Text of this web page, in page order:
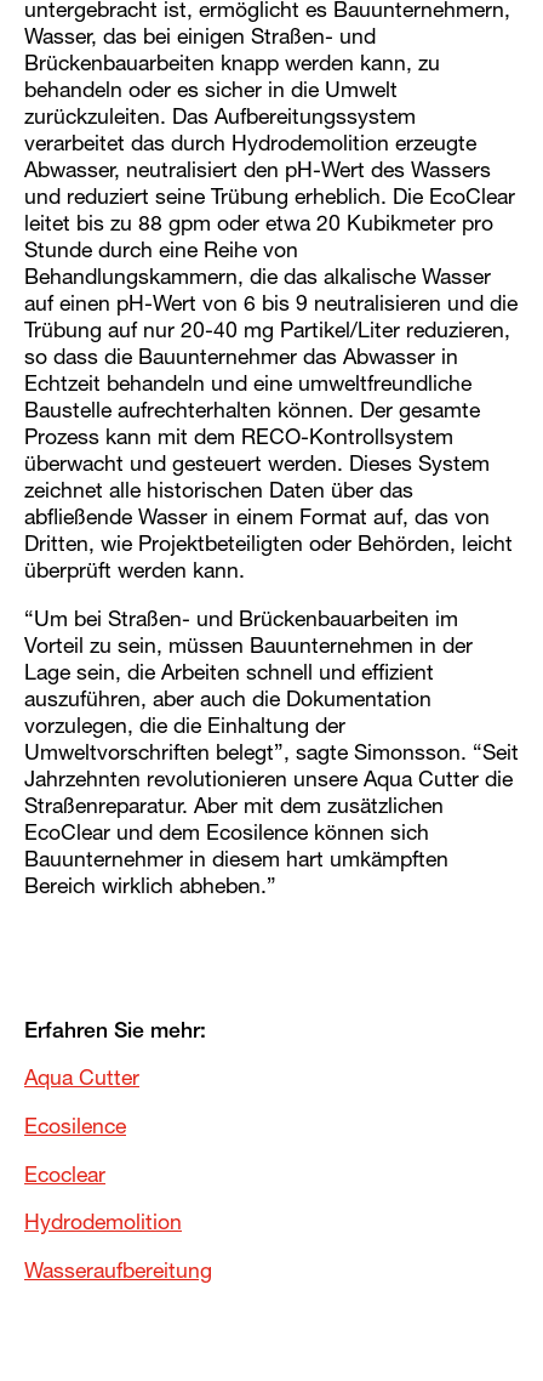
untergebracht ist, ermöglicht es Bauunternehmern,
Wasser, das bei einigen Straßen- und
Brückenbauarbeiten knapp werden kann, zu
behandeln oder es sicher in die Umwelt
zurückzuleiten. Das Aufbereitungssystem
verarbeitet das durch Hydrodemolition erzeugte
Abwasser, neutralisiert den pH-Wert des Wassers
und reduziert seine Trübung erheblich. Die EcoClear
leitet bis zu 88 gpm oder etwa 20 Kubikmeter pro
Stunde durch eine Reihe von
Behandlungskammern, die das alkalische Wasser
auf einen pH-Wert von 6 bis 9 neutralisieren und die
Trübung auf nur 20-40 mg Partikel/Liter reduzieren,
so dass die Bauunternehmer das Abwasser in
Echtzeit behandeln und eine umweltfreundliche
Baustelle aufrechterhalten können. Der gesamte
Prozess kann mit dem RECO-Kontrollsystem
überwacht und gesteuert werden. Dieses System
zeichnet alle historischen Daten über das
abfließende Wasser in einem Format auf, das von
Dritten, wie Projektbeteiligten oder Behörden, leicht
überprüft werden kann.
“Um bei Straßen- und Brückenbauarbeiten im
Vorteil zu sein, müssen Bauunternehmen in der
Lage sein, die Arbeiten schnell und effizient
auszuführen, aber auch die Dokumentation
vorzulegen, die die Einhaltung der
Umweltvorschriften belegt”, sagte Simonsson. “Seit
Jahrzehnten revolutionieren unsere Aqua Cutter die
Straßenreparatur. Aber mit dem zusätzlichen
EcoClear und dem Ecosilence können sich
Bauunternehmer in diesem hart umkämpften
Bereich wirklich abheben.”
Erfahren Sie mehr:
Aqua Cutter
Ecosilence
Ecoclear
Hydrodemolition
Wasseraufbereitung